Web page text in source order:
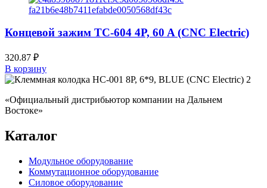
Концевой зажим TC-604 4P, 60 A (CNC Electric)
320.87 ₽
В корзину
«Официальный дистрибьютор компании на Дальнем
Востоке»
Каталог
Модульное оборудование
Коммутационное оборудование
Силовое оборудование